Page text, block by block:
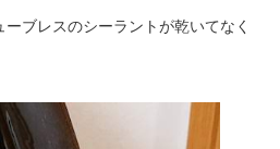
ブレスのシーラントが乾いてなく